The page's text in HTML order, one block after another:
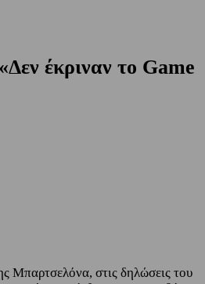
έκριναν το Game
Μπαρτσελόνα, στις δηλώσεις του